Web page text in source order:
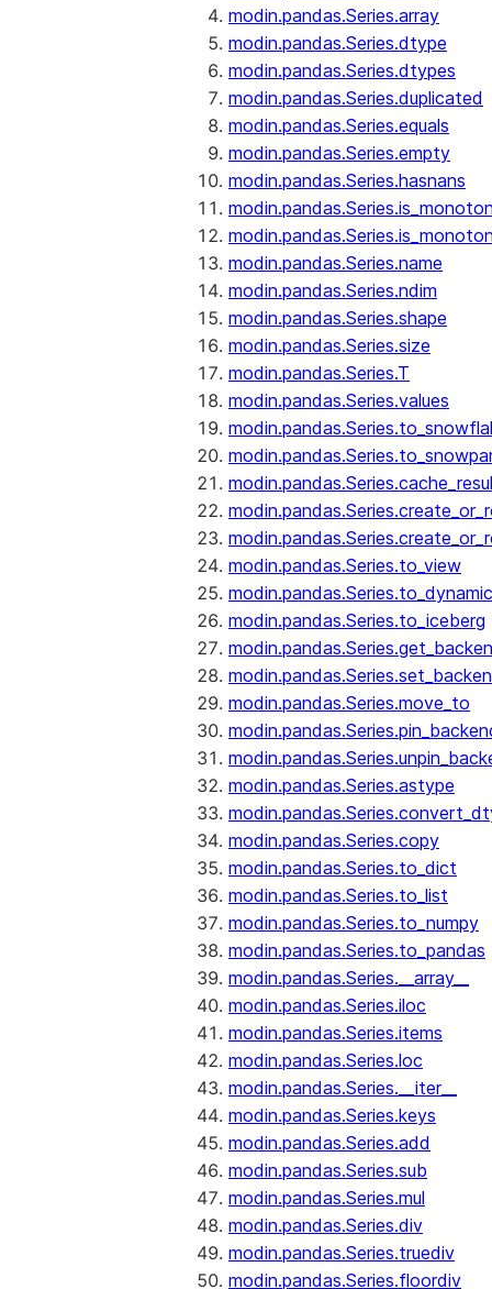
modin.pandas.Series.array
modin.pandas.Series.dtype
modin.pandas.Series.dtypes
modin.pandas.Series.duplicated
modin.pandas.Series.equals
modin.pandas.Series.empty
modin.pandas.Series.hasnans
modin.pandas.Series.name
modin.pandas.Series.ndim
modin.pandas.Series.shape
modin.pandas.Series.size
modin.pandas.Series.T
modin.pandas.Series.values
modin.pandas.Series.to_view
modin.pandas.Series.to_iceberg
modin.pandas.Series.move_to
modin.pandas.Series.astype
modin.pandas.Series.copy
modin.pandas.Series.to_dict
modin.pandas.Series.to_list
modin.pandas.Series.to_numpy
modin.pandas.Series.to_pandas
modin.pandas.Series.__array__
modin.pandas.Series.iloc
modin.pandas.Series.items
modin.pandas.Series.loc
modin.pandas.Series.__iter__
modin.pandas.Series.keys
modin.pandas.Series.add
modin.pandas.Series.sub
modin.pandas.Series.mul
modin.pandas.Series.div
modin.pandas.Series.truediv
modin.pandas.Series.floordiv